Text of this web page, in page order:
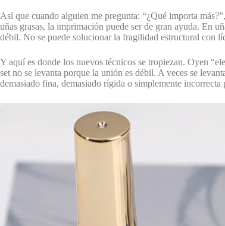
Así que cuando alguien me pregunta: “¿Qué importa
uñas grasas, la imprimación puede ser de gran ayuda. En
débil. No se puede solucionar la fragilidad estructural con
Y aquí es donde los nuevos técnicos se tropiezan. Oyen
set no se levanta porque la unión es débil. A veces se
demasiado fina, demasiado rígida o simplemente